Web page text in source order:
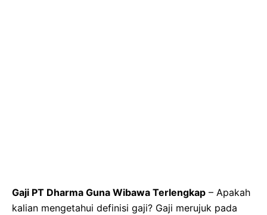
Gaji PT Dharma Guna Wibawa Terlengkap – Apakah
kalian mengetahui definisi gaji? Gaji merujuk pada